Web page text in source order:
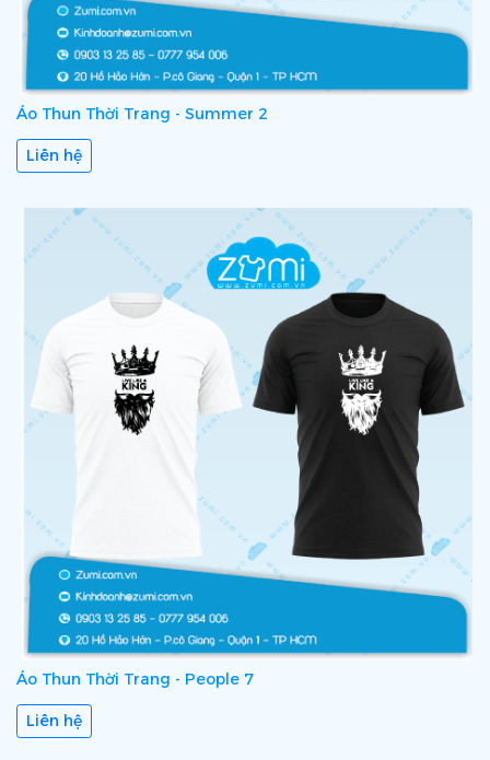
Áo Thun Thời Trang - Summer 2
Liên hệ
Áo Thun Thời Trang - People 7
Liên hệ